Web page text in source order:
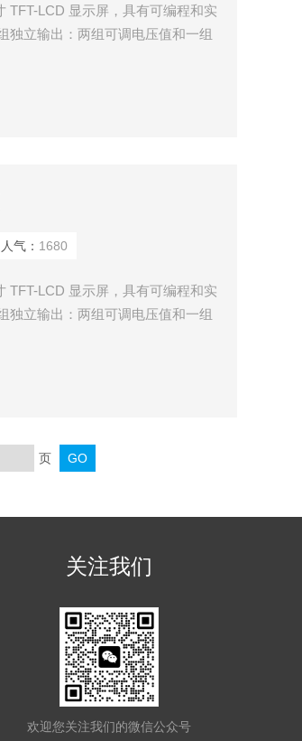
TFT-LCD 显示屏，具有可编程和实
独立输出：两组可调电压值和一组
人气： 1680
TFT-LCD 显示屏，具有可编程和实
独立输出：两组可调电压值和一组
页
关注我们
欢迎您关注我们的微信公众号